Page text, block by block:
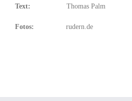
Text: Thomas Palm
Fotos: rudern.de